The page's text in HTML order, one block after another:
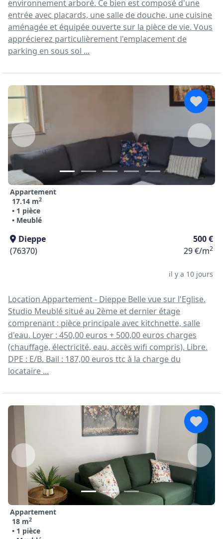
environnement arboré. Ce bien est composé d'une
entrée avec placards, une salle de douche, une cuisine
aménagée et équipée ouverte sur la pièce de vie. Vous
apprécierez particulièrement l'emplacement de
parking en sous sol ...
Appartement
17.14 m2
• 1 pièce
• Meublé
Dieppe
500 €
(76370)
29 €/m2
il y a 10 jours
Location Appartement - Dieppe Belle vue sur l'Eglise.
Studio Meublé situé au 2ème et dernier étage
comprenant : pièce principale avec kitchnette, salle
d'eau. Loyer : 450,00 euros + 500,00 euros charges
(chauffage, électricité, eau, accès wifi compris). Libre.
DPE : E/B. Bail : 187,00 euros ttc à la charge du
locataire ...
Appartement
18 m2
• 1 pièce